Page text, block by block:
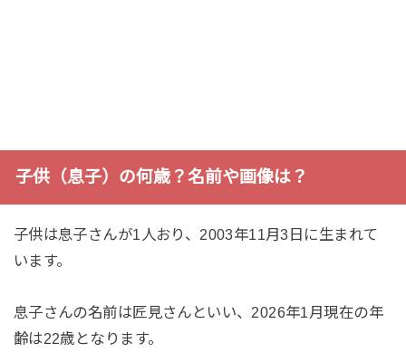
子供（息子）の何歳？名前や画像は？
子供は息子さんが1人おり、2003年11月3日に生まれて
います。
息子さんの名前は匠見さんといい、2026年1月現在の年
齢は22歳となります。